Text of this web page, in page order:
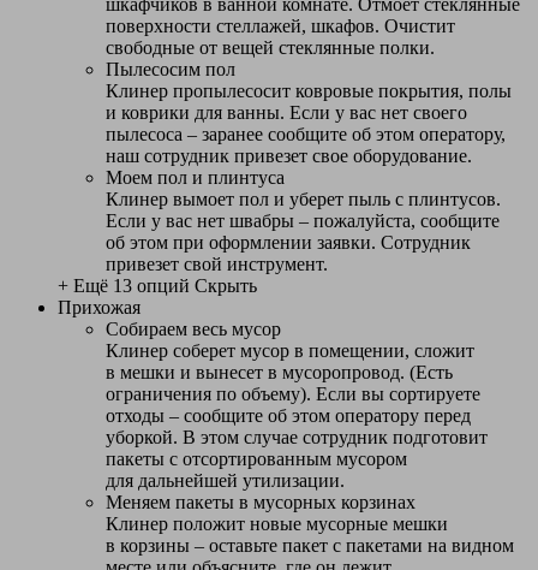
поверхности стеллажей, шкафов. Очистит
свободные от вещей стеклянные полки.
Пылесосим пол
Клинер пропылесосит ковровые покрытия, полы
и коврики для ванны. Если у вас нет своего
пылесоса – заранее сообщите об этом оператору,
наш сотрудник привезет свое оборудование.
Моем пол и плинтуса
Клинер вымоет пол и уберет пыль с плинтусов.
Если у вас нет швабры – пожалуйста, сообщите
об этом при оформлении заявки. Сотрудник
привезет свой инструмент.
+ Ещё 13 опций Скрыть
Прихожая
Собираем весь мусор
Клинер соберет мусор в помещении, сложит
в мешки и вынесет в мусоропровод. (Есть
ограничения по объему). Если вы сортируете
отходы – сообщите об этом оператору перед
уборкой. В этом случае сотрудник подготовит
пакеты с отсортированным мусором
для дальнейшей утилизации.
Меняем пакеты в мусорных корзинах
Клинер положит новые мусорные мешки
в корзины – оставьте пакет с пакетами на видном